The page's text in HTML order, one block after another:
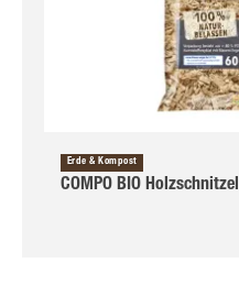
Erde & Kompost
COMPO BIO Holzschnitzel